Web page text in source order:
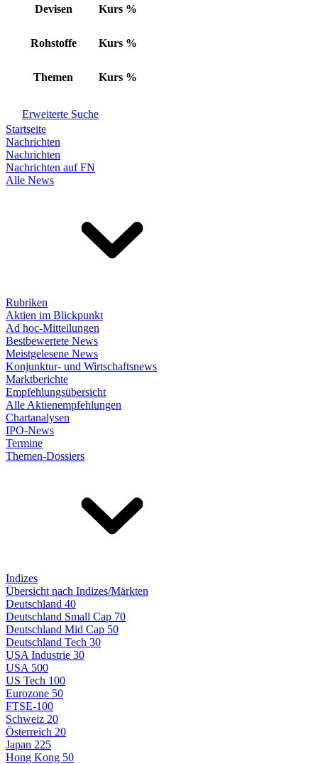
Devisen Kurs %
Rohstoffe Kurs %
Themen Kurs %
Erweiterte Suche
Startseite
Nachrichten
Nachrichten
Nachrichten auf FN
Alle News
Rubriken
Aktien im Blickpunkt
Ad hoc-Mitteilungen
Bestbewertete News
Meistgelesene News
Konjunktur- und Wirtschaftsnews
Marktberichte
Empfehlungsübersicht
Alle Aktienempfehlungen
Chartanalysen
IPO-News
Termine
Themen-Dossiers
Indizes
Übersicht nach Indizes/Märkten
Deutschland 40
Deutschland Small Cap 70
Deutschland Mid Cap 50
Deutschland Tech 30
USA Industrie 30
USA 500
US Tech 100
Eurozone 50
FTSE-100
Schweiz 20
Österreich 20
Japan 225
Hong Kong 50